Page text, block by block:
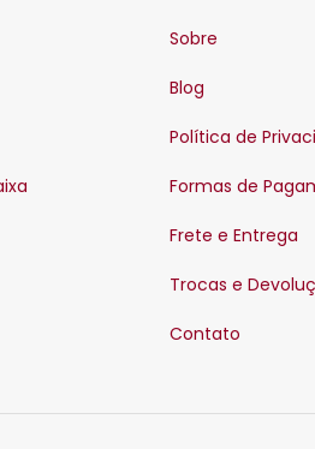
Sobre
Blog
Política de
Formas de
Frete e Entrega
Trocas e
Contato